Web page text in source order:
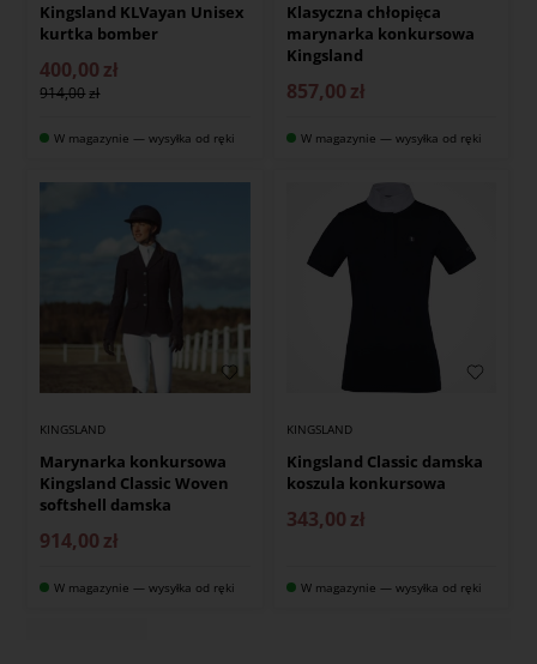
Kingsland KLVayan Unisex
kurtka bomber
400,00 zł
914,00
W magazynie — wysyłka od ręki
Klasyczna chłopięca
marynarka konkursowa
Kingsland
857,00 zł
W magazynie — wysyłka od ręki
KINGSLAND
Marynarka konkursowa
Kingsland Classic Woven
softshell damska
914,00 zł
W magazynie — wysyłka od ręki
KINGSLAND
Kingsland Classic damska
koszula konkursowa
343,00 zł
W magazynie — wysyłka od ręki